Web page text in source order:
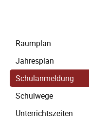
überspringen
Raumplan
Jahresplan
Schulanmeldung
Schulwege
Unterrichtszeiten